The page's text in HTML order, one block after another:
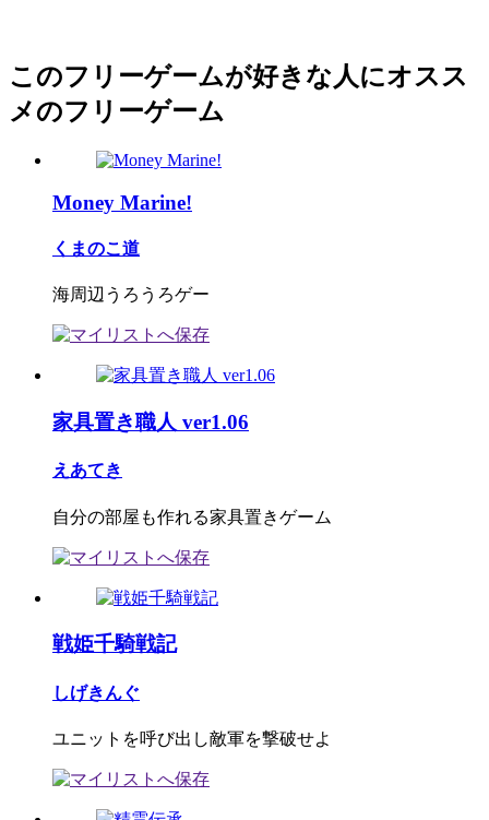
このフリーゲームが好きな人にオスス
メのフリーゲーム
Money Marine!
くまのこ道
海周辺うろうろゲー
家具置き職人 ver1.06
えあてき
自分の部屋も作れる家具置きゲーム
戦姫千騎戦記
しげきんぐ
ユニットを呼び出し敵軍を撃破せよ